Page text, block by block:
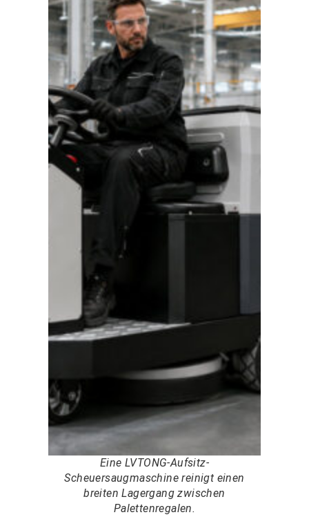
Eine LVTONG-Aufsitz-
Scheuersaugmaschine reinigt einen
breiten Lagergang zwischen
Palettenregalen.